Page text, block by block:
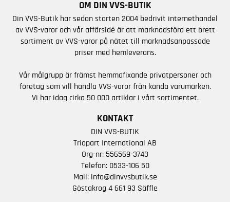
OM DIN VVS-BUTIK
Din VVS-Butik har sedan starten 2004 bedrivit internethandel
av VVS-varor och vår affärsidé är att marknadsföra ett brett
sortiment av VVS-varor på nätet till marknadsanpassade
priser med hemleverans.
Vår målgrupp är främst hemmafixande privatpersoner och
företag som vill handla VVS-varor från kända varumärken.
Vi har idag cirka 50 000 artiklar i vårt sortimentet.
KONTAKT
DIN VVS-BUTIK
Triopart International AB
Org-nr: 556569-3743
Telefon: 0533-106 50
Mail: info@dinvvsbutik.se
Göstakrog 4 661 93 Säffle